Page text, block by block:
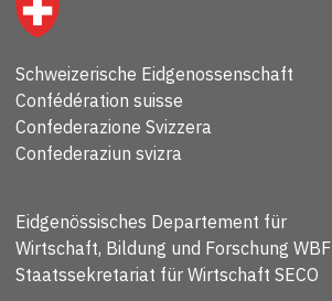
Schweizerische Eidgenossenschaft
Confédération suisse
Confederazione Svizzera
Confederaziun svizra
Eidgenössisches Departement für
Wirtschaft, Bildung und Forschung WBF
Staatssekretariat für Wirtschaft SECO